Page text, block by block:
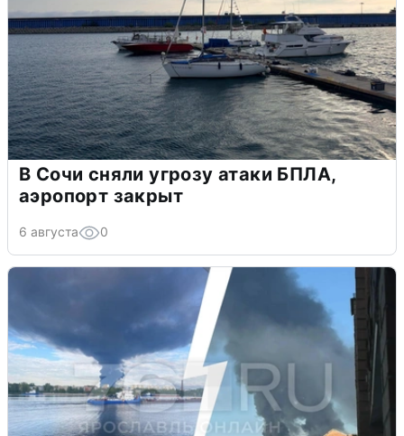
В Сочи сняли угрозу атаки БПЛА,
аэропорт закрыт
6 августа 0